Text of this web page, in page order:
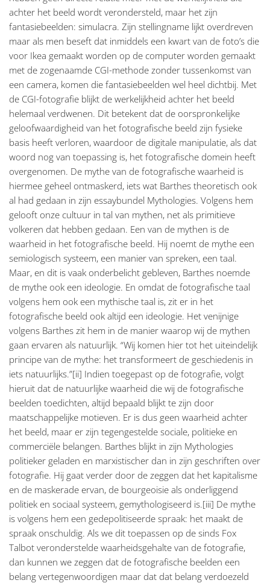
achter het beeld wordt verondersteld, maar het zijn
fantasiebeelden: simulacra. Zijn stellingname lijkt overdreven
maar als men beseft dat inmiddels een kwart van de foto’s die
voor Ikea gemaakt worden op de computer worden gemaakt
met de zogenaamde CGI-methode zonder tussenkomst van
een camera, komen die fantasiebeelden wel heel dichtbij. Met
de CGI-fotografie blijkt de werkelijkheid achter het beeld
helemaal verdwenen. Dit betekent dat de oorspronkelijke
geloofwaardigheid van het fotografische beeld zijn fysieke
basis heeft verloren, waardoor de digitale manipulatie, als dat
woord nog van toepassing is, het fotografische domein heeft
overgenomen. De mythe van de fotografische waarheid is
hiermee geheel ontmaskerd, iets wat Barthes theoretisch ook
al had gedaan in zijn essaybundel Mythologies. Volgens hem
gelooft onze cultuur in tal van mythen, net als primitieve
volkeren dat hebben gedaan. Een van de mythen is de
waarheid in het fotografische beeld. Hij noemt de mythe een
semiologisch systeem, een manier van spreken, een taal.
Maar, en dit is vaak onderbelicht gebleven, Barthes noemde
de mythe ook een ideologie. En omdat de fotografische taal
volgens hem ook een mythische taal is, zit er in het
fotografische beeld ook altijd een ideologie. Het venijnige
volgens Barthes zit hem in de manier waarop wij de mythen
gaan ervaren als natuurlijk. “Wij komen hier tot het uiteindelijk
principe van de mythe: het transformeert de geschiedenis in
iets natuurlijks.”[ii] Indien toegepast op de fotografie, volgt
hieruit dat de natuurlijke waarheid die wij de fotografische
beelden toedichten, altijd bepaald blijkt te zijn door
maatschappelijke motieven. Er is dus geen waarheid achter
het beeld, maar er zijn tegengestelde sociale, politieke en
commerciële belangen. Barthes blijkt in zijn Mythologies
politieker geladen en marxistischer dan in zijn geschriften over
fotografie. Hij gaat verder door de zeggen dat het kapitalisme
en de maskerade ervan, de bourgeoisie als onderliggend
politiek en sociaal systeem, gemythologiseerd is.[iii] De mythe
is volgens hem een gedepolitiseerde spraak: het maakt de
spraak onschuldig. Als we dit toepassen op de sinds Fox
Talbot veronderstelde waarheidsgehalte van de fotografie,
dan kunnen we zeggen dat de fotografische beelden een
belang vertegenwoordigen maar dat dat belang verdoezeld